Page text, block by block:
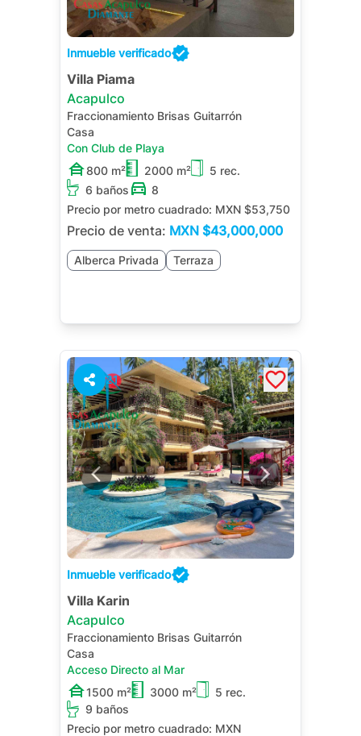
Inmueble verificado
Villa Piama
Acapulco
Fraccionamiento Brisas Guitarrón
Casa
Con Club de Playa
800 m²
2000 m²
5 rec.
6 baños
8
Precio por metro cuadrado: MXN $53,750
Precio de venta: MXN $43,000,000
Alberca Privada Terraza
21 1
Inmueble verificado
Villa Karin
Acapulco
Fraccionamiento Brisas Guitarrón
Casa
Acceso Directo al Mar
1500 m²
3000 m²
5 rec.
9 baños
Precio por metro cuadrado: MXN